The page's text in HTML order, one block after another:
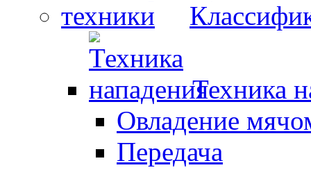
Техника
Овладение
Передача